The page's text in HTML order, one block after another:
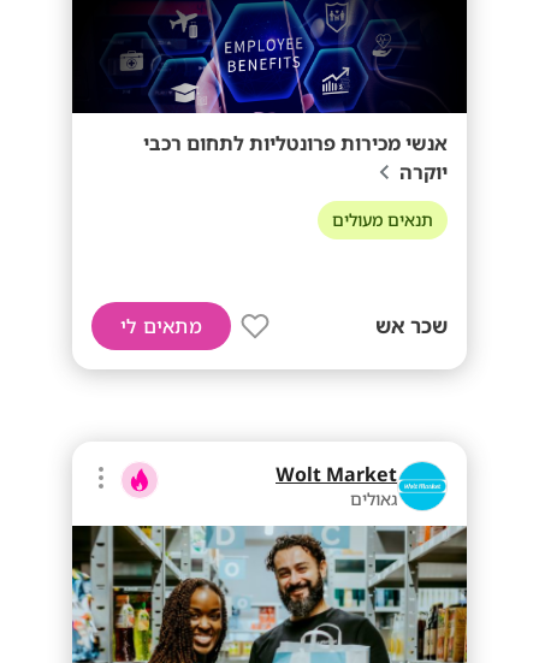
אנשי מכירות פרונטליות לתחום רכבי
יוקרה
תנאים מעולים
שכר אש מתאים לי
Wolt Market
גאולים